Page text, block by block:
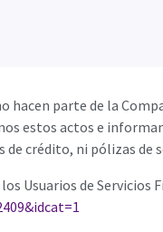
parte de la
estos actos e
crédito, ni pólizas de
Usuarios de Servicios